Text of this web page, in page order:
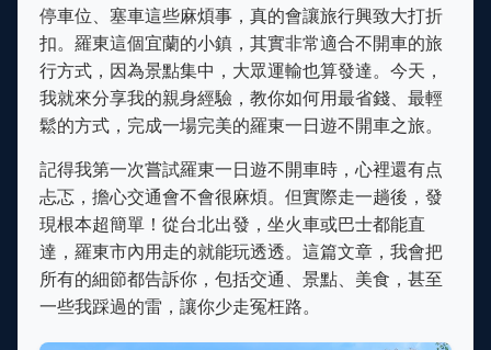
停車位、塞車這些麻煩事，真的會讓旅行興致大打折
扣。羅東這個宜蘭的小鎮，其實非常適合不開車的旅
行方式，因為景點集中，大眾運輸也算發達。今天，
我就來分享我的親身經驗，教你如何用最省錢、最輕
鬆的方式，完成一場完美的羅東一日遊不開車之旅。
記得我第一次嘗試羅東一日遊不開車時，心裡還有点
忐忑，擔心交通會不會很麻煩。但實際走一趟後，發
現根本超簡單！從台北出發，坐火車或巴士都能直
達，羅東市內用走的就能玩透透。這篇文章，我會把
所有的細節都告訴你，包括交通、景點、美食，甚至
一些我踩過的雷，讓你少走冤枉路。